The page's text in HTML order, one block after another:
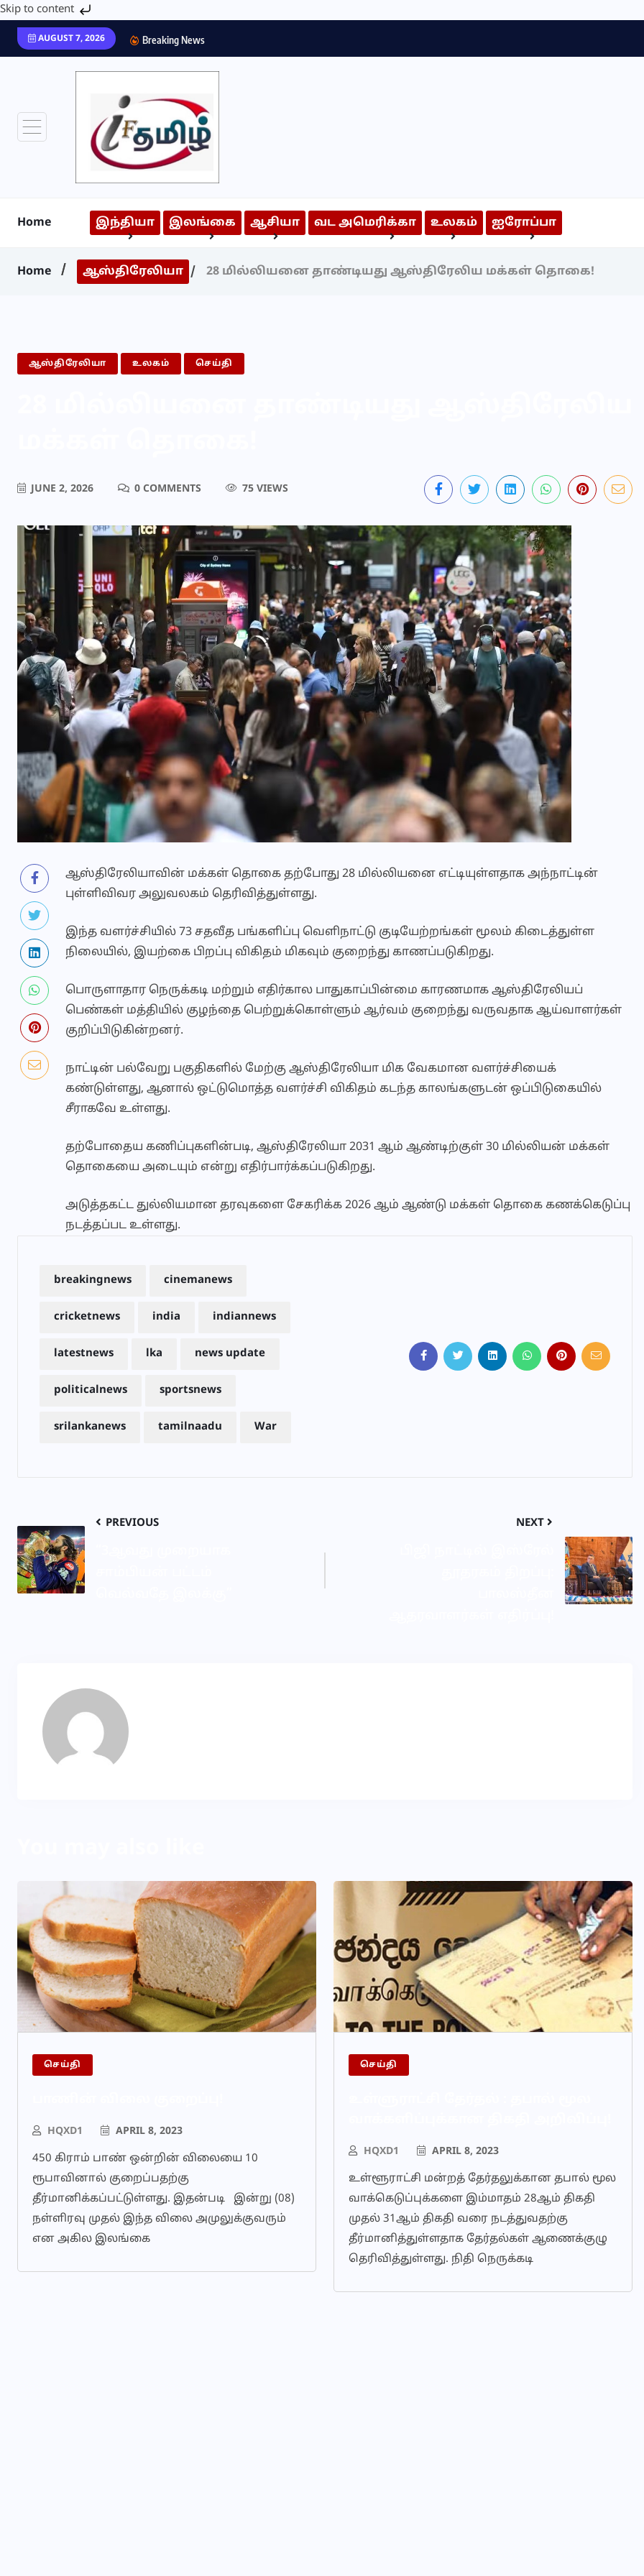
Skip to content
AUGUST 7, 2026 Breaking News
Home இந்தியா இலங்கை ஆசியா வட அமெரிக்கா உலகம் ஐரோப்பா
Home ஆஸ்திரேலியா 28 மில்லியனை தாண்டியது ஆஸ்திரேலிய மக்கள் தொகை!
ஆஸ்திரேலியா உலகம் செய்தி
JUNE 2, 2026 0 COMMENTS 75 VIEWS
ஆஸ்திரேலியாவின் மக்கள் தொகை தற்போது 28 மில்லியனை எட்டியுள்ளதாக அந்நாட்டின்
புள்ளிவிவர அலுவலகம் தெரிவித்துள்ளது.
இந்த வளர்ச்சியில் 73 சதவீத பங்களிப்பு வெளிநாட்டு குடியேற்றங்கள் மூலம் கிடைத்துள்ள
நிலையில், இயற்கை பிறப்பு விகிதம் மிகவும் குறைந்து காணப்படுகிறது.
பொருளாதார நெருக்கடி மற்றும் எதிர்கால பாதுகாப்பின்மை காரணமாக ஆஸ்திரேலியப்
பெண்கள் மத்தியில் குழந்தை பெற்றுக்கொள்ளும் ஆர்வம் குறைந்து வருவதாக ஆய்வாளர்கள்
குறிப்பிடுகின்றனர்.
நாட்டின் பல்வேறு பகுதிகளில் மேற்கு ஆஸ்திரேலியா மிக வேகமான வளர்ச்சியைக்
கண்டுள்ளது, ஆனால் ஒட்டுமொத்த வளர்ச்சி விகிதம் கடந்த காலங்களுடன் ஒப்பிடுகையில்
சீராகவே உள்ளது.
தற்போதைய கணிப்புகளின்படி, ஆஸ்திரேலியா 2031 ஆம் ஆண்டிற்குள் 30 மில்லியன் மக்கள்
தொகையை அடையும் என்று எதிர்பார்க்கப்படுகிறது.
அடுத்தகட்ட துல்லியமான தரவுகளை சேகரிக்க 2026 ஆம் ஆண்டு மக்கள் தொகை கணக்கெடுப்பு
நடத்தப்பட உள்ளது.
breakingnews cinemanews
cricketnews india indiannews
latestnews lka news update
politicalnews sportsnews
srilankanews tamilnaadu War
PREVIOUS NEXT
செய்தி
HQXD1 APRIL 8, 2023
450 கிராம் பாண் ஒன்றின் விலையை 10
ரூபாவினால் குறைப்பதற்கு
தீர்மானிக்கப்பட்டுள்ளது. இதன்படி இன்று (08)
நள்ளிரவு முதல் இந்த விலை அமுலுக்குவரும்
என அகில இலங்கை
செய்தி
HQXD1 APRIL 8, 2023
உள்ளூராட்சி மன்றத் தேர்தலுக்கான தபால் மூல
வாக்கெடுப்புக்களை இம்மாதம் 28ஆம் திகதி
முதல் 31ஆம் திகதி வரை நடத்துவதற்கு
தீர்மானித்துள்ளதாக தேர்தல்கள் ஆணைக்குழு
தெரிவித்துள்ளது. நிதி நெருக்கடி